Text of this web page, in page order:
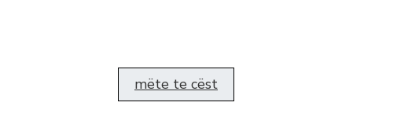
mëte te cëst